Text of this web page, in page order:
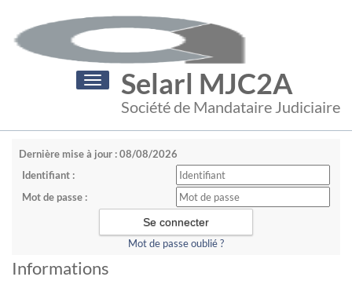
Selarl MJC2A
Société de Mandataire Judiciaire
Toggle
navigation
Dernière mise à jour : 08/08/2026
Identifiant :
Mot de passe :
Mot de passe oublié ?
Informations